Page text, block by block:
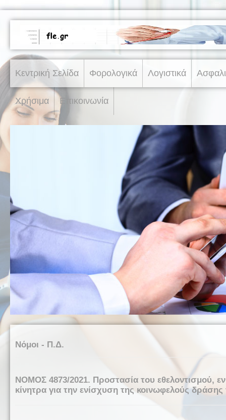
Κεντρική Σελίδα Φορολογικά Λογιστικά
Χρήσιμα Επικοινωνία
Νόμοι - Π.Δ.
NOMOΣ 4873/2021. Προστασία του εθελοντισμού,
κίνητρα για την ενίσχυση της κοινωφελούς